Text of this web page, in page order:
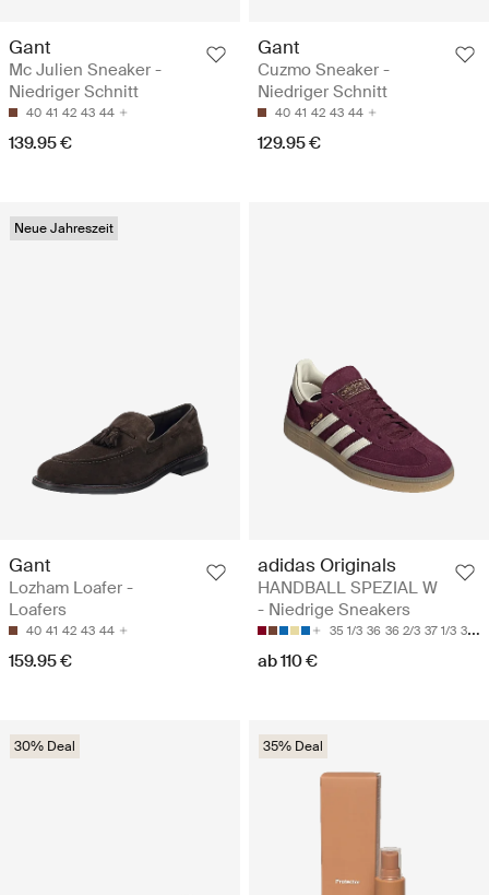
Gant
Mc Julien Sneaker -
Niedriger Schnitt
40 41 42 43 44
139.95 €
Gant
Cuzmo Sneaker -
Niedriger Schnitt
40 41 42 43 44
129.95 €
Neue Jahreszeit
Gant
Lozham Loafer -
Loafers
40 41 42 43 44
159.95 €
adidas Originals
HANDBALL SPEZIAL W
- Niedrige Sneakers
35 1/3 36 36 2/3 37 1/3 38
ab 110 €
30% Deal 35% Deal